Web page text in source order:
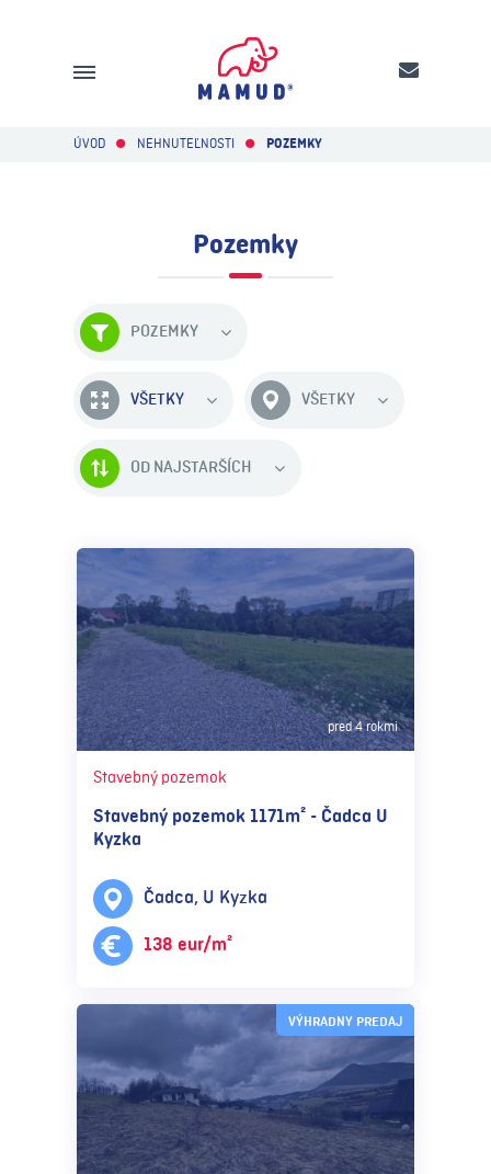
ÚVOD NEHNUTEĽNOSTI POZEMKY
Pozemky
POZEMKY
VŠETKY VŠETKY
OD NAJSTARŠÍCH
pred 4 rokmi
Stavebný pozemok
Stavebný pozemok 1171m² - Čadca U
Kyzka
Čadca, U Kyzka
138 eur/m²
VÝHRADNY PREDAJ